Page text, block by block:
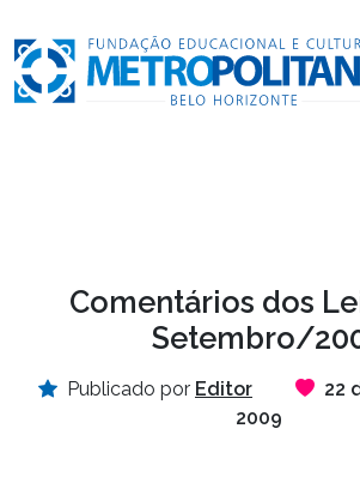
Comentários dos
Setembro/
Publicado por Editor
22
2009